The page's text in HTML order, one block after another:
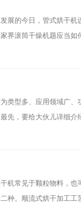
展的今日，管式烘干
界滚筒干燥机题应当如
类型多、应用领域广
先，要给大伙儿详细介
机常见于颗粒物料，
种。顺流式烘干加工工